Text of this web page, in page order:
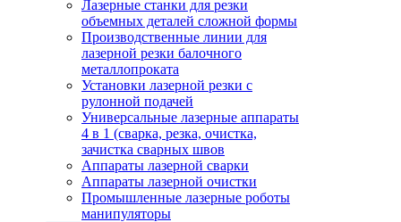
Лазерные станки для резки
объемных деталей сложной формы
Производственные линии для
лазерной резки балочного
металлопроката
Установки лазерной резки с
рулонной подачей
Универсальные лазерные аппараты
4 в 1 (сварка, резка, очистка,
зачистка сварных швов
Аппараты лазерной сварки
Аппараты лазерной очистки
Промышленные лазерные роботы
манипуляторы